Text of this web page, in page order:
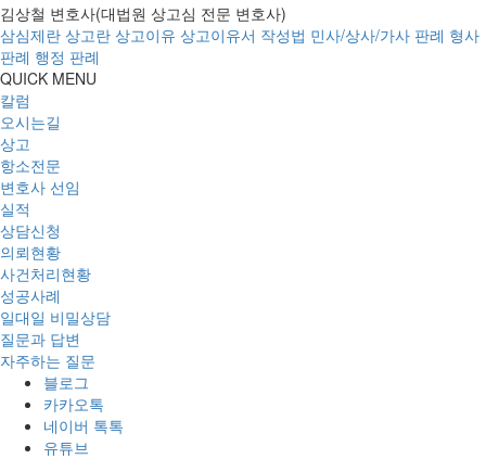
김상철 변호사(대법원 상고심 전문 변호사)
삼심제란 상고란 상고이유 상고이유서 작성법 민사/상사/가사 판례 형사
판례 행정 판례
QUICK MENU
칼럼
오시는길
상고
항소전문
변호사 선임
실적
상담신청
의뢰현황
사건처리현황
성공사례
일대일 비밀상담
질문과 답변
자주하는 질문
블로그
카카오톡
네이버 톡톡
유튜브